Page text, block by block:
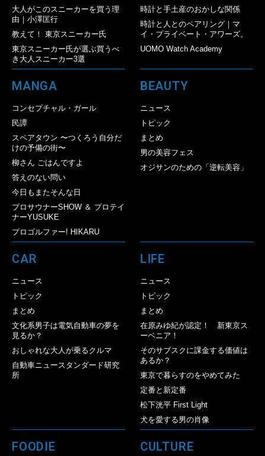
大人がこのスニーカーを買う理
由｜小澤匡行
教えて！ 東京スニーカー氏
東京スニーカー氏が選ぶ買うべ
き大人スニーカー3選
時計と手土産のおかしな関係
時計と人とのペアリング｜マ
イ・プライベート・アワーズ。
UOMO Watch Academy
MANGA
コンセプチャル・ガール
民譚
スペアタウン 〜つくろう自分だ
けの予備の街〜
柳さん ごはんですよ
答えのない問い
今日もまたそんな日
プロサウナーSHOW ＆ プロテイ
ナーYUSUKE
プロゴルファー! HIKARU
BEAUTY
ニュース
トピック
まとめ
男の美容フェス
オジサンのための「逆転美容」
CAR
ニュース
トピック
まとめ
文化系男子は電気自動車の夢を
見るか？
おしゃれな大人が乗るクルマ
自動車ニュースタンダード研究
所
LIFE
ニュース
トピック
まとめ
在原みゆ紀が認定！ 新東京ス
ーベニア！
そのサブスクに課金する価値は
あるか？
東京で暮らすのをやめてみた
定番と新定番
松下洸平 First Light
犬を愛する男の肖像
FOODIE CULTURE